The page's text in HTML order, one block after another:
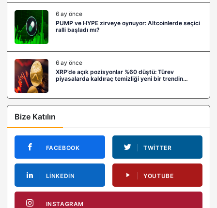
6 ay önce
PUMP ve HYPE zirveye oynuyor: Altcoinlerde seçici
ralli başladı mı?
6 ay önce
XRP’de açık pozisyonlar %60 düştü: Türev
piyasalarda kaldıraç temizliği yeni bir trendin
Bize Katılın
FACEBOOK TWITTER
LINKEDIN YOUTUBE
INSTAGRAM